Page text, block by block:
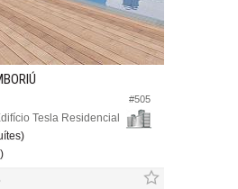
#505
Tesla Residencial